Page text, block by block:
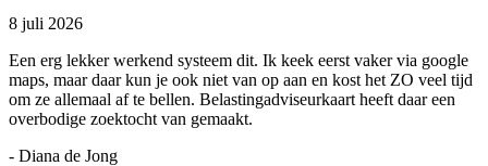
8 juli 2026
Een erg lekker werkend systeem dit. Ik keek eerst vaker via google
maps, maar daar kun je ook niet van op aan en kost het ZO veel tijd
om ze allemaal af te bellen. Belastingadviseurkaart heeft daar een
overbodige zoektocht van gemaakt.
- Diana de Jong